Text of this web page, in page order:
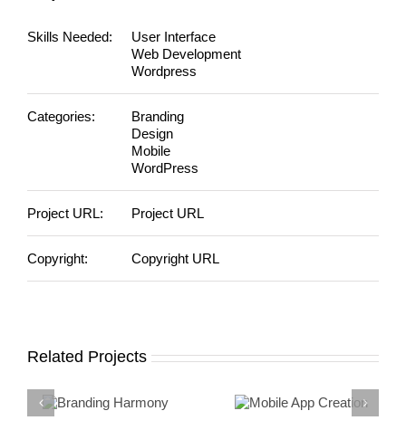
Skills Needed:
User Interface
Web Development
Wordpress
Categories:
Branding
Design
Mobile
WordPress
Project URL: Project URL
Copyright: Copyright URL
Related Projects